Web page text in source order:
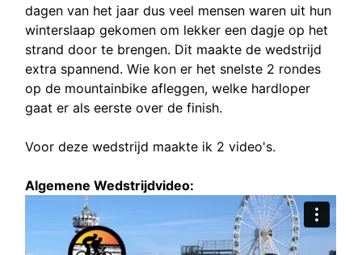
dagen van het jaar dus veel mensen waren uit hun
winterslaap gekomen om lekker een dagje op het
strand door te brengen. Dit maakte de wedstrijd
extra spannend. Wie kon er het snelste 2 rondes
op de mountainbike afleggen, welke hardloper
gaat er als eerste over de finish.
Voor deze wedstrijd maakte ik 2 video's.
Algemene Wedstrijdvideo: